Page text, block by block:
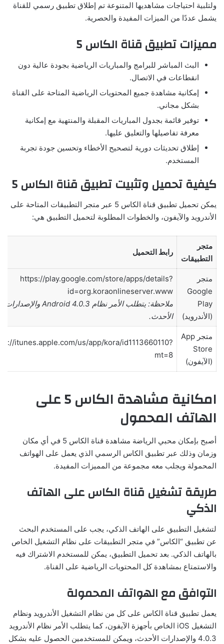
ولتلبية احتياجات مشاهديها المتنوعة تم إطلاق تطبيق رسمي للقناة
يشمل عددًا من الميزات المفيدة والحصرية.
مميزات تطبيق قناة الكاس 5
البث المباشر للبرامج والمباريات الرياضية بجودة عالية دون
انقطاعات في الاتصال.
إمكانية مشاهدة جميع المحتويات الرياضية المتاحة على القناة
بشكل مجاني.
توفير قائمة بجدول المباريات المقبلة والمنتهية مع إمكانية
معرفة تفاصيلها والتعليق عليها.
إطلاق تحديثات دورية لتصحيح الأخطاء وتحسين جودة تجربة
المستخدم.
كيفية تحميل وتثبيت تطبيق قناة الكاس 5
يمكن تحميل تطبيق قناة الكاس 5 عبر متجر التطبيقات المتاحة على
الأندرويد والآيفون، والخطوات المطلوبة لتحميل التطبيق هي:
متجر
التطبيقات
رابط التحميل
متجر
Google
Play
(الأندرويد)
https://play.google.com/store/apps/details?
id=org.koraonlineserver.www
ملاحظة: يتطلب الأمر نظام Android 4.0.3 والإصدارات
الأحدث.
متجر App
Store
(الآيفون)
itunes.apple.com/us/app/kora/id1113660110?
mt=8
امكانية مشاهدة الكاس 5 على
الهاتف المحمول
أصبح بإمكان محبي الرياضة مشاهدة قناة الكاس 5 في أي مكان
وزمان وذلك عبر تطبيق الكاس الرسمي الذي يعمل على الهواتف
المحمولة ويجلب معه مجموعة من المميزات المفيدة.
طريقة تشغيل قناة الكاس على الهاتف
الذكي
لتشغيل التطبيق على الهاتف الذكي، يجب على المستخدم البحث
عن تطبيق “الكاس” في متجر التطبيقات على نظام التشغيل الخاص
بالهاتف الذكي. بعد تحميل التطبيق، يمكن للمستخدم الاشتراك فيه
والاستمتاع بمشاهدة كل المحتويات الرياضية على القناة.
التوافق مع الهواتف المحمولة
يعمل تطبيق قناة الكاس على كل من نظام التشغيل الأندرويد ونظام
التشغيل iOS الخاص بأجهزة الآيفون، كما يتطلب الأمر نظام الأندرويد
4.0.3 والإصدارات الأحدث، ويمكن للمستخدمين الحصول عليه بشكل